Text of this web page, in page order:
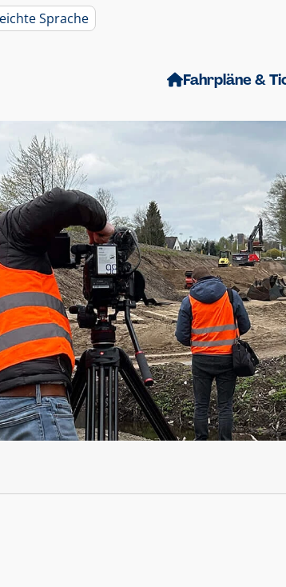
Sprache
Fahrpläne &